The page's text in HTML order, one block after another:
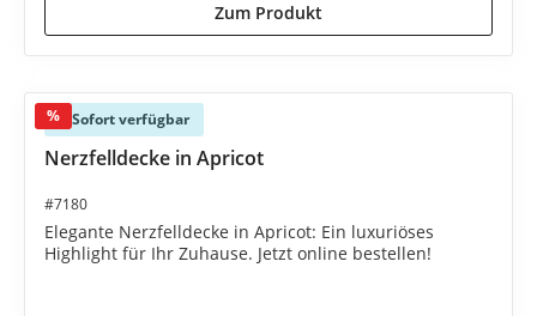
Zum Produkt
% Sofort verfügbar
Nerzfelldecke in Apricot
#7180
Elegante Nerzfelldecke in Apricot: Ein luxuriöses
Highlight für Ihr Zuhause. Jetzt online bestellen!